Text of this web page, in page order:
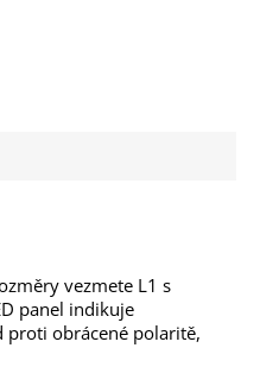
vezmete L1 s
panel indikuje
proti obrácené polaritě,